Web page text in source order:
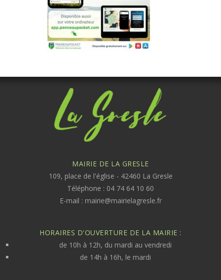
MAIRIE DE LA GRESLE
109, place de l'église - 42460 La Gresle
Téléphone : 04 74 64 10 60
E-mail : mairie@mairielagresle.fr
HORAIRES D'OUVERTURE DE LA MAIRIE :
de 10h à 12h, du mardi au vendredi
de 14h à 16h, le mardi